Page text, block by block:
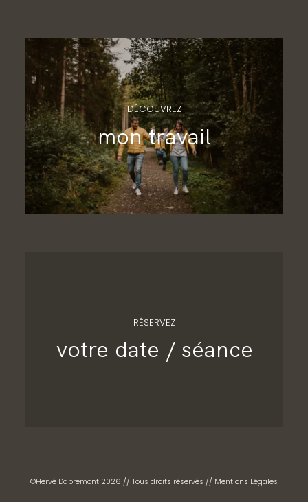
RÉSERVEZ
DÉCOUVREZ
votre date / séance
mon travail
©Hervé Dapremont 2026 // Tous droits réservés // Mentions Légales